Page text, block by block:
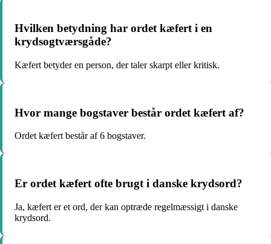
Hvilken betydning har ordet kæfert i en
krydsogtværsgåde?
Kæfert betyder en person, der taler skarpt eller kritisk.
Hvor mange bogstaver består ordet kæfert af?
Ordet kæfert består af 6 bogstaver.
Er ordet kæfert ofte brugt i danske krydsord?
Ja, kæfert er et ord, der kan optræde regelmæssigt i danske
krydsord.